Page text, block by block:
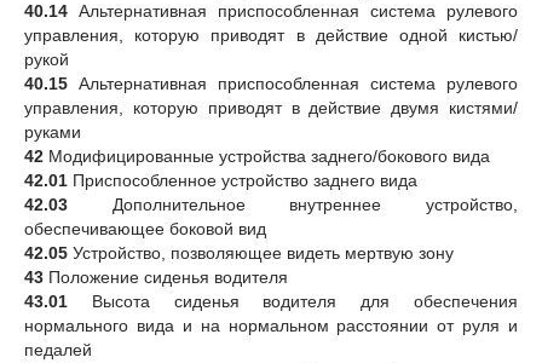
40.14 Альтернативная приспособленная система рулевого
управления, которую приводят в действие одной кистью/
рукой
40.15 Альтернативная приспособленная система рулевого
управления, которую приводят в действие двумя кистями/
руками
42 Модифицированные устройства заднего/бокового вида
42.01 Приспособленное устройство заднего вида
42.03
Дополнительное внутреннее устройство,
обеспечивающее боковой вид
42.05 Устройство, позволяющее видеть мертвую зону
43 Положение сиденья водителя
43.01
Высота сиденья водителя для обеспечения
нормального вида и на нормальном расстоянии от руля и
педалей